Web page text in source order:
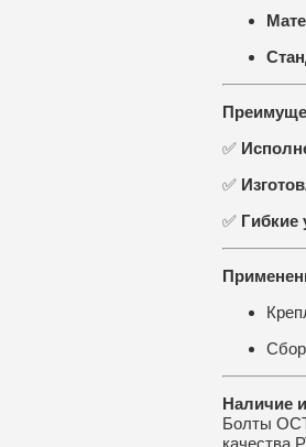
✅
✅
✅ Гибкие
Наличие
Болты
качества